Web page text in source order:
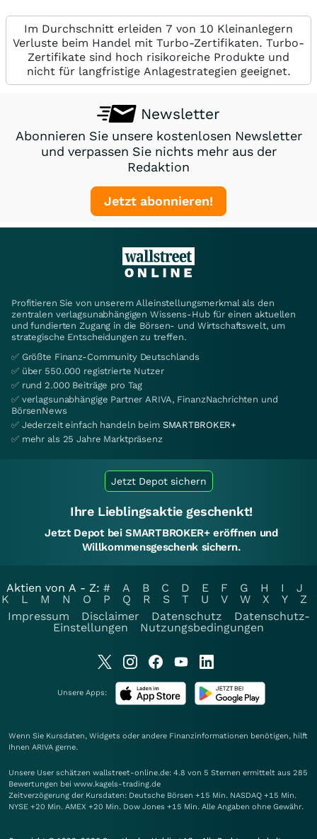
Im Durchschnitt erleiden 7 von 10 Kleinanlegern
Verluste beim Handel mit Turbo-Zertifikaten. Turbo-
Zertifikate sind hoch risikoreiche Produkte und
nicht für langfristige Anlagestrategien geeignet.
Newsletter
Abonnieren Sie unsere kostenlosen Newsletter
und verpassen Sie nichts mehr aus der
Redaktion
Jetzt abonnieren!
Profitieren Sie von unserem Alleinstellungsmerkmal als den
zentralen verlagsunabhängigen Wissens-Hub für einen aktuellen
und fundierten Zugang in die Börsen- und Wirtschaftswelt, um
strategische Entscheidungen zu treffen.
✅ Größte Finanz-Community Deutschlands
✅ über 550.000 registrierte Nutzer
✅ rund 2.000 Beiträge pro Tag
✅ verlagsunabhängige Partner ARIVA, FinanzNachrichten und
BörsenNews
✅ Jederzeit einfach handeln beim SMARTBROKER+
✅ mehr als 25 Jahre Marktpräsenz
Jetzt Depot sichern
Ihre Lieblingsaktie geschenkt!
Jetzt Depot bei SMARTBROKER+ eröffnen und
Willkommensgeschenk sichern.
Aktien von A - Z: # A B C D E F G H I
J
K
L M N O P Q R S T U V W X Y
Z
Impressum
Disclaimer Datenschutz
Datenschutz-
Einstellungen
Nutzungsbedingungen
Unsere Apps:
Wenn Sie Kursdaten, Widgets oder andere Finanzinformationen benötigen, hilft
Ihnen ARIVA gerne.
Unsere User schätzen wallstreet-online.de: 4.8 von 5 Sternen ermittelt aus 285
Bewertungen bei www.kagels-trading.de
Zeitverzögerung der Kursdaten: Deutsche Börsen +15 Min. NASDAQ +15 Min.
NYSE +20 Min. AMEX +20 Min. Dow Jones +15 Min. Alle Angaben ohne Gewähr.